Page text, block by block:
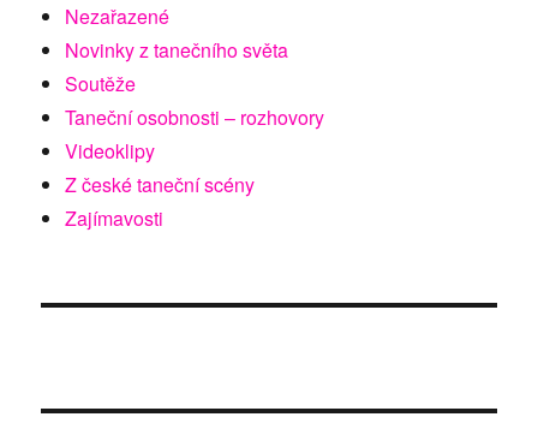
Nezařazené
Novinky z tanečního světa
Soutěže
Taneční osobnosti – rozhovory
Videoklipy
Z české taneční scény
Zajímavosti